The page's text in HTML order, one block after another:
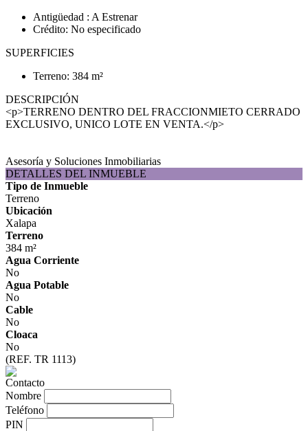
Antigüedad : A Estrenar
Crédito: No especificado
SUPERFICIES
Terreno: 384 m²
DESCRIPCIÓN
<p>TERRENO DENTRO DEL FRACCIONMIETO CERRADO
EXCLUSIVO, UNICO LOTE EN VENTA.</p>
Asesoría y Soluciones Inmobiliarias
DETALLES DEL INMUEBLE
Tipo de Inmueble
Terreno
Ubicación
Xalapa
Terreno
384 m²
Agua Corriente
No
Agua Potable
No
Cable
No
Cloaca
No
(REF. TR 1113)
Contacto
Nombre
Teléfono
PIN